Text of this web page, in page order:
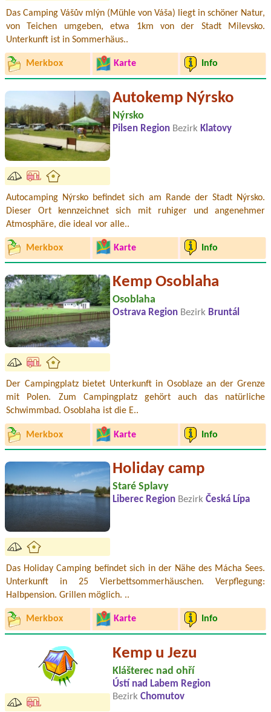
Das Camping Vášův mlýn (Mühle von Váša) liegt in schöner Natur,
von Teichen umgeben, etwa 1km von der Stadt Milevsko.
Unterkunft ist in Sommerhäus..
Merkbox Karte Info
Autokemp Nýrsko
Nýrsko
Pilsen Region Bezirk Klatovy
Autocamping Nýrsko befindet sich am Rande der Stadt Nýrsko.
Dieser Ort kennzeichnet sich mit ruhiger und angenehmer
Atmosphäre, die ideal vor alle..
Merkbox Karte Info
Kemp Osoblaha
Osoblaha
Ostrava Region Bezirk Bruntál
Der Campingplatz bietet Unterkunft in Osoblaze an der Grenze
mit Polen. Zum Campingplatz gehört auch das natürliche
Schwimmbad. Osoblaha ist die E..
Merkbox Karte Info
Holiday camp
Staré Splavy
Liberec Region Bezirk Česká Lípa
Das Holiday Camping befindet sich in der Nähe des Mácha Sees.
Unterkunft in 25 Vierbettsommerhäuschen. Verpflegung:
Halbpension. Grillen möglich. ..
Merkbox Karte Info
Kemp u Jezu
Klášterec nad ohří
Ústí nad Labem Region
Bezirk Chomutov